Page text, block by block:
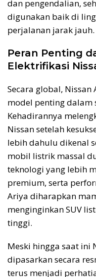
dan pengendalian,
digunakan baik di
perjalanan jarak jauh.
Peran Penting
Elektrifikasi
Secara global,
model penting dalam
Kehadirannya
Nissan setelah
lebih dahulu dikenal
mobil listrik massal
teknologi yang lebih
premium, serta
Ariya diharapkan
menginginkan SUV
tinggi.
Meski hingga saat ini
dipasarkan secara
terus menjadi